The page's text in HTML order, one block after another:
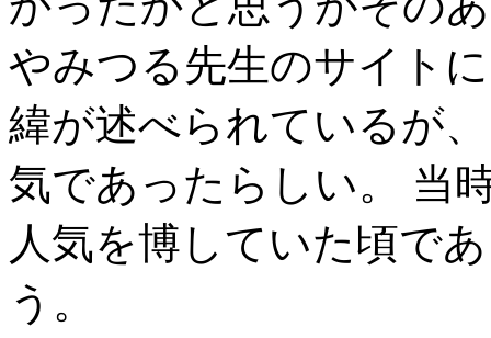
やみつる先生のサイト
緯が述べられているが
気であったらしい。 当
人気を博していた頃で
う。